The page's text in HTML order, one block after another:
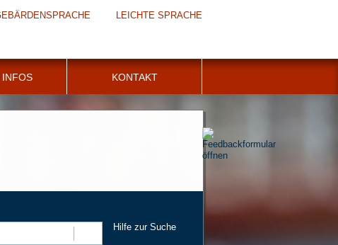
LEICHTE SPRACHE
INFOS KONTAKT
Hilfe zur Suche